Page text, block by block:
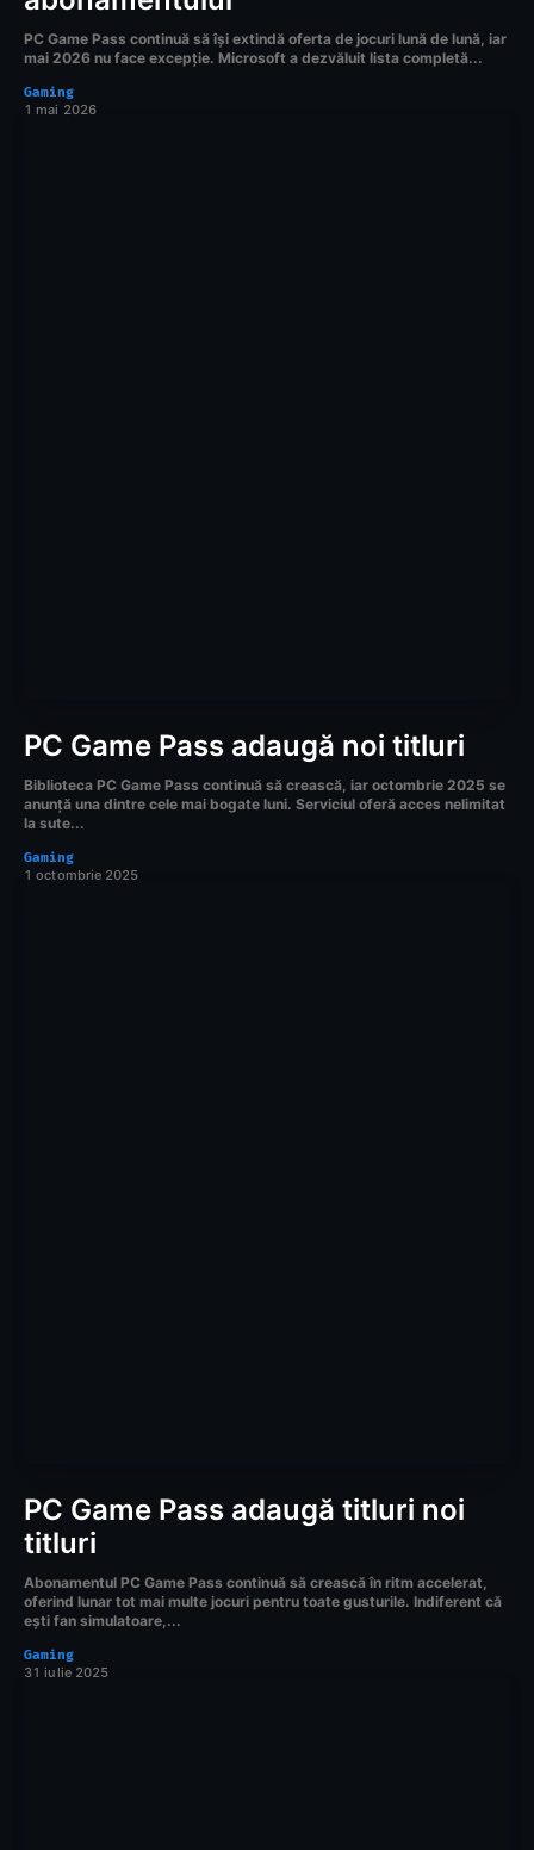
PC Game Pass continuă să își extindă oferta de jocuri lună de lună, iar
mai 2026 nu face excepție. Microsoft a dezvăluit lista completă...
Gaming
1 mai 2026
PC Game Pass adaugă noi titluri
Biblioteca PC Game Pass continuă să crească, iar octombrie 2025 se
anunță una dintre cele mai bogate luni. Serviciul oferă acces nelimitat
la sute...
Gaming
1 octombrie 2025
PC Game Pass adaugă titluri noi
titluri
Abonamentul PC Game Pass continuă să crească în ritm accelerat,
oferind lunar tot mai multe jocuri pentru toate gusturile. Indiferent că
ești fan simulatoare,...
Gaming
31 iulie 2025